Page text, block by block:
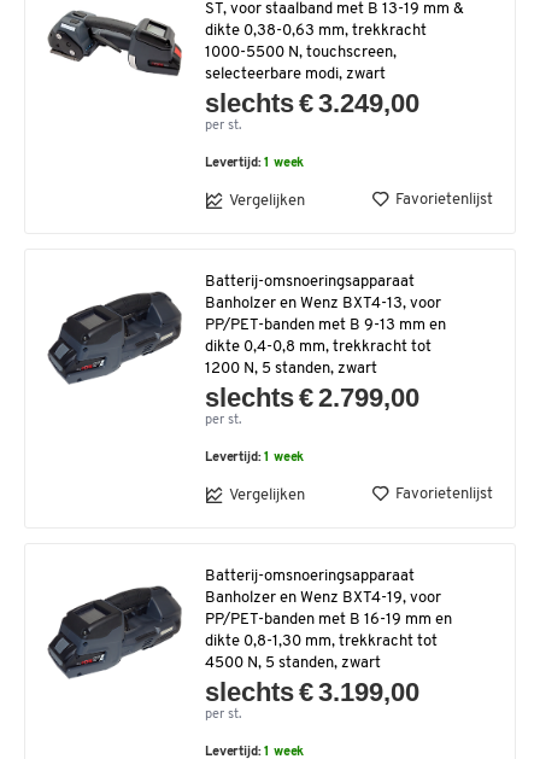
ST, voor staalband met B 13-19 mm &
dikte 0,38-0,63 mm, trekkracht
1000-5500 N, touchscreen,
selecteerbare modi, zwart
slechts € 3.249,00
per st.
Levertijd:1 week
Vergelijken Favorietenlijst
Batterij-omsnoeringsapparaat
Banholzer en Wenz BXT4-13, voor
PP/PET-banden met B 9-13 mm en
dikte 0,4-0,8 mm, trekkracht tot
1200 N, 5 standen, zwart
slechts € 2.799,00
per st.
Levertijd:1 week
Vergelijken Favorietenlijst
Batterij-omsnoeringsapparaat
Banholzer en Wenz BXT4-19, voor
PP/PET-banden met B 16-19 mm en
dikte 0,8-1,30 mm, trekkracht tot
4500 N, 5 standen, zwart
slechts € 3.199,00
per st.
Levertijd:1 week